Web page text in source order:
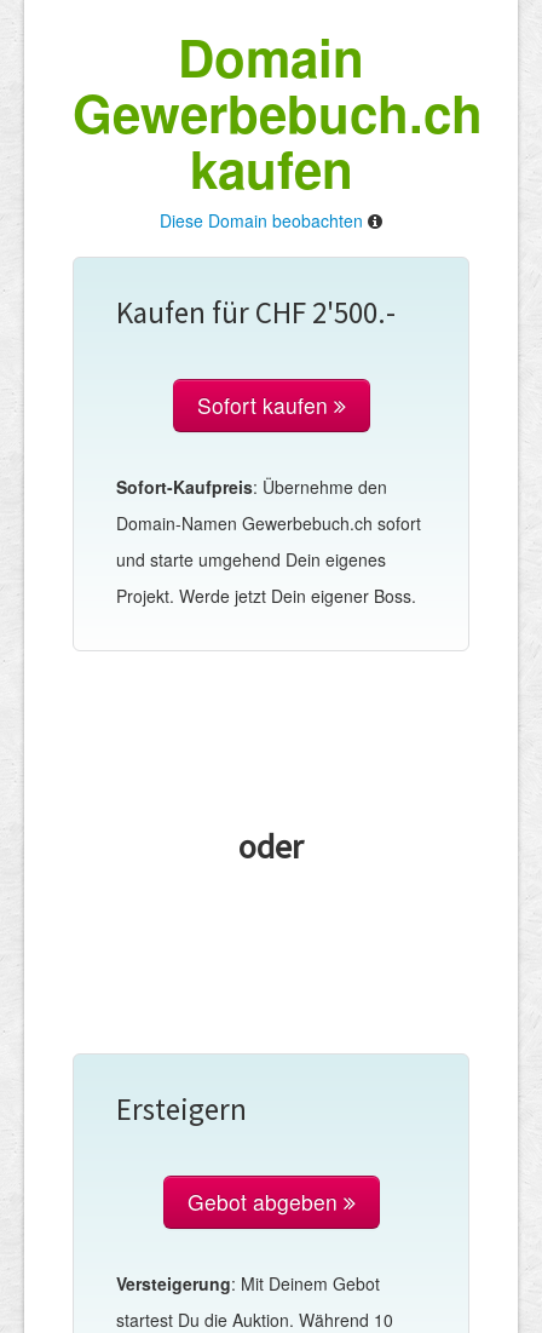
Domain
Gewerbebuch.ch
kaufen
Diese Domain beobachten
Kaufen für CHF 2'500.-
Sofort kaufen
Sofort-Kaufpreis: Übernehme den
Domain-Namen Gewerbebuch.ch sofort
und starte umgehend Dein eigenes
Projekt. Werde jetzt Dein eigener Boss.
oder
Ersteigern
Gebot abgeben
Versteigerung: Mit Deinem Gebot
startest Du die Auktion. Während 10